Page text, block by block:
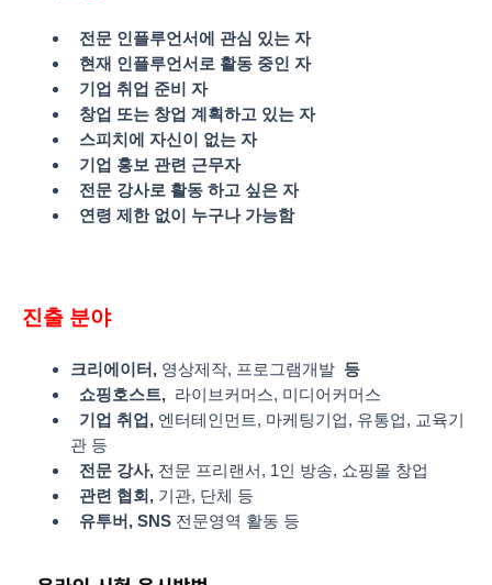
전문 인플루언서에 관심 있는 자
현재 인플루언서로 활동 중인 자
기업 취업 준비 자
창업 또는 창업 계획하고 있는 자
스피치에 자신이 없는 자
기업 홍보 관련 근무자
전문 강사로 활동 하고 싶은 자
연령 제한 없이 누구나 가능함
진출 분야
크리에이터, 영상제작, 프로그램개발 등
쇼핑호스트, 라이브커머스, 미디어커머스
기업 취업, 엔터테인먼트, 마케팅기업, 유통업, 교육기
관 등
전문 강사, 전문 프리랜서, 1인 방송, 쇼핑몰 창업
관련 협회, 기관, 단체 등
유투버, SNS 전문영역 활동 등